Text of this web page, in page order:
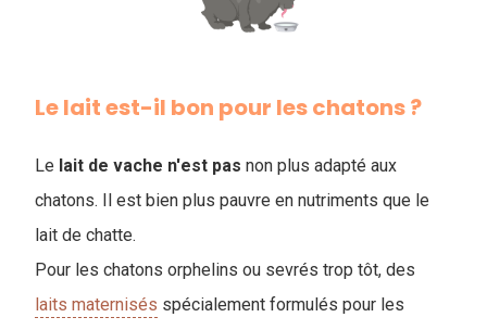
Le lait est-il bon pour les chatons ?
Le lait de vache n'est pas non plus adapté aux
chatons. Il est bien plus pauvre en nutriments que le
lait de chatte.
Pour les chatons orphelins ou sevrés trop tôt, des
laits maternisés spécialement formulés pour les